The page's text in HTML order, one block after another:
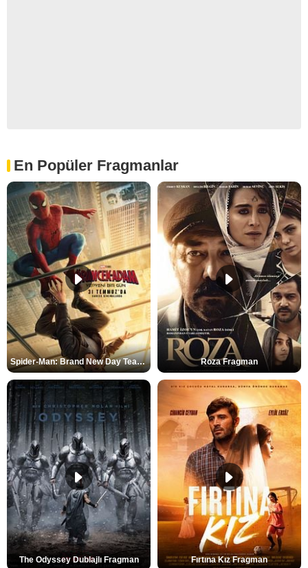
En Popüler Fragmanlar
Spider-Man: Brand New Day Teaser Roza Fragman
The Odyssey Dublajlı Fragman Fırtına Kız Fragman